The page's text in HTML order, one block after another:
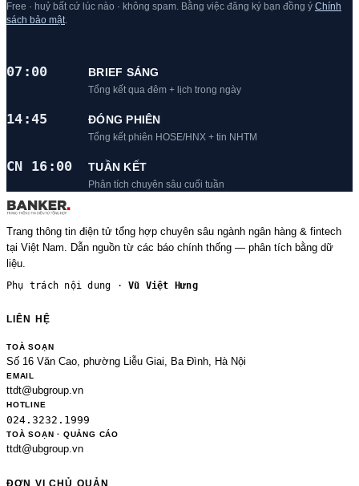
Free · huỷ bất cứ lúc nào · không spam. Bằng việc đăng ký bạn đồng ý Chính
sách bảo mật
07:00 BRIEF SÁNG
Tổng kết qua đêm + lịch trong ngày
14:45 ĐÓNG PHIÊN
Tổng kết phiên HOSE/HNX + tin NHTM
CN 16:00 TUẦN KẾT
Phân tích chuyên sâu cuối tuần
Trang thông tin điện tử tổng hợp chuyên sâu ngành ngân hàng & fintech
tại Việt Nam. Dẫn nguồn từ các báo chính thống — phân tích bằng dữ
liệu.
Phụ trách nội dung ·Vũ Việt Hưng
LIÊN HỆ
TOÀ SOẠN
Số 16 Văn Cao, phường Liễu Giai, Ba Đình, Hà Nội
EMAIL
ttdt@ubgroup.vn
HOTLINE
024.3232.1999
TOÀ SOẠN · QUẢNG CÁO
ttdt@ubgroup.vn
ĐƠN VỊ CHỦ QUẢN